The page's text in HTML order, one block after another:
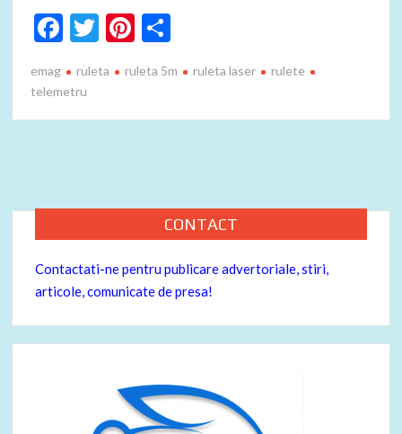
F
e
b
k
T
itt
er
Pi
er
es
ta
je
emag ruleta ruleta 5m ruleta laser
rulete
telemetru
CONTACT
Contactati-ne pentru publicare advertoriale, stiri,
articole, comunicate de presa!